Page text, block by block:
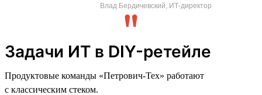
Влад Бердичевский, ИТ-директор
Задачи ИТ в DIY-ретейле
Продуктовые команды «Петрович-Тех» работают
с классическим стеком.